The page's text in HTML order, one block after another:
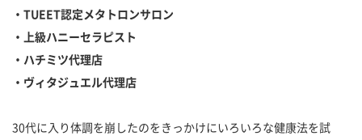
・TUEET認定メタトロンサロン
・上級ハニーセラピスト
・ハチミツ代理店
・ヴィタジュエル代理店
30代に入り体調を崩したのをきっかけにいろいろな健康法を試